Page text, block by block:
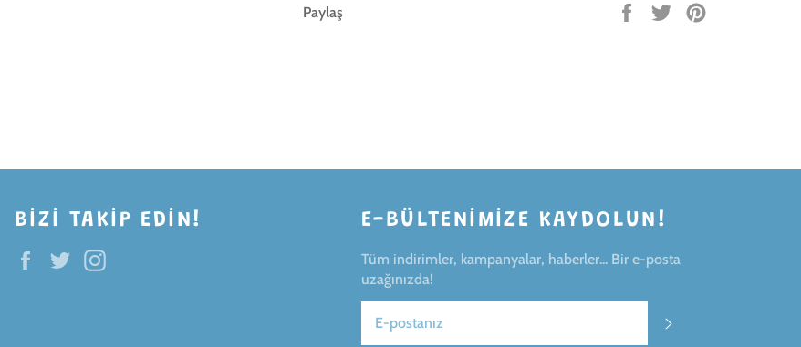
Paylaş
Facebook'taTwitter'da
BIZI TAKIP EDIN!
Facebook
Twitter
E-BÜLTENIMIZE KAYDOLUN!
Tüm indirimler, kampanyalar, haberler... Bir e-posta
uzağınızda!